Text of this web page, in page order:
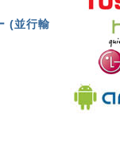
(並行輸